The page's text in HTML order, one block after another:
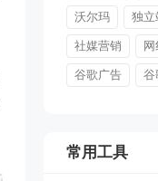
沃尔玛 独立
社媒营销
谷歌广告 谷
常用工具